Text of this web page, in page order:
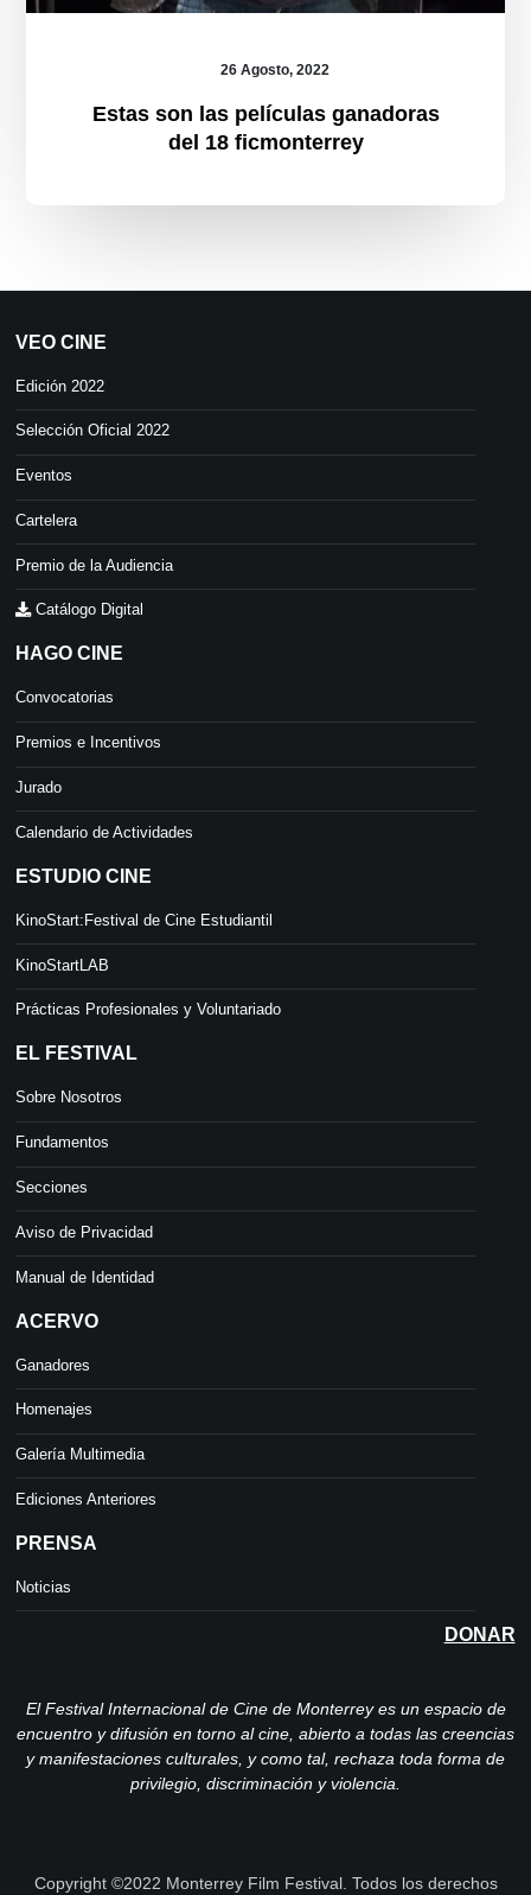
26 Agosto, 2022
Estas son las películas ganadoras
del 18 ficmonterrey
VEO CINE
Edición 2022
Selección Oficial 2022
Eventos
Cartelera
Premio de la Audiencia
Catálogo Digital
HAGO CINE
Convocatorias
Premios e Incentivos
Jurado
Calendario de Actividades
ESTUDIO CINE
KinoStart:Festival de Cine Estudiantil
KinoStartLAB
Prácticas Profesionales y Voluntariado
EL FESTIVAL
Sobre Nosotros
Fundamentos
Secciones
Aviso de Privacidad
Manual de Identidad
ACERVO
Ganadores
Homenajes
Galería Multimedia
Ediciones Anteriores
PRENSA
Noticias
DONAR
El Festival Internacional de Cine de Monterrey es un espacio de
encuentro y difusión en torno al cine, abierto a todas las creencias
y manifestaciones culturales, y como tal, rechaza toda forma de
privilegio, discriminación y violencia.
Copyright ©2022 Monterrey Film Festival. Todos los derechos